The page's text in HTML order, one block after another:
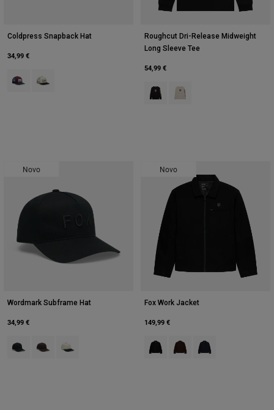
Coldpress Snapback Hat
34,99 €
Product swatch type of Maroon Negro.
Product swatch type of Pearl White.
Roughcut Dri-Release Midweight
Long Sleeve Tee
54,99 €
Product swatch type of Preto.
Product swatch type of
Novo
Wordmark Subframe Hat
34,99 €
Product swatch type of Preto.
Product swatch type of Castanho de cacau.
Product swatch type of Pearl White.
Novo
Fox Work Jacket
149,99 €
Product swatch type of Preto.
Product swatch type of
Product swatch